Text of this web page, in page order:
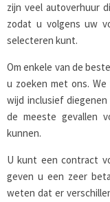
zijn veel autoverhuur
zodat u volgens uw
selecteren kunt.
Om enkele van de
u zoeken met ons.
wijd inclusief
de meeste gevallen
kunnen.
U kunt een contract
geven u een zeer
weten dat er